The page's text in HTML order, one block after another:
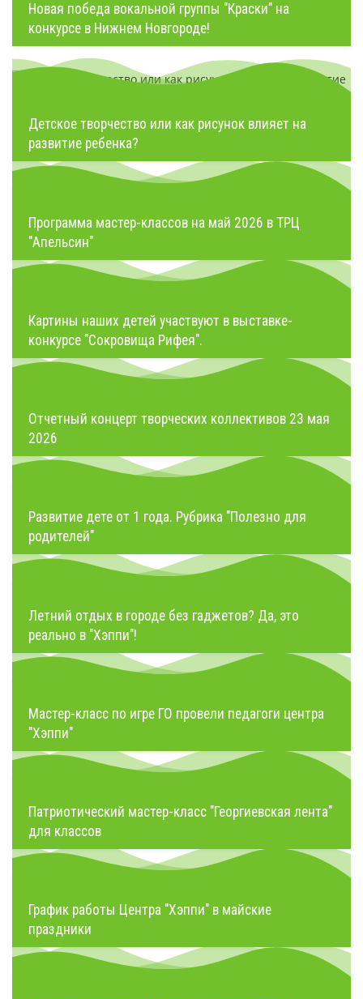
Новая победа вокальной группы "Краски" на
конкурсе в Нижнем Новгороде!
Детское творчество или как рисунок влияет на
развитие ребенка?
Программа мастер-классов на май 2026 в ТРЦ
"Апельсин"
Картины наших детей участвуют в выставке-
конкурсе "Сокровища Рифея".
Отчетный концерт творческих коллективов 23 мая
2026
Развитие дете от 1 года. Рубрика "Полезно для
родителей"
Летний отдых в городе без гаджетов? Да, это
реально в "Хэппи"!
Мастер-класс по игре ГО провели педагоги центра
"Хэппи"
Патриотический мастер-класс "Георгиевская лента"
для классов
График работы Центра "Хэппи" в майские
праздники